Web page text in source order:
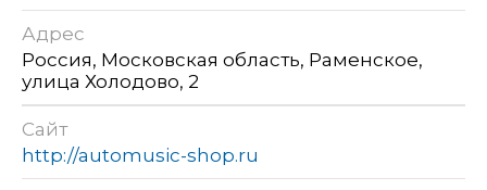
Адрес
Россия, Московская область, Раменское,
улица Холодово, 2
Сайт
http://automusic-shop.ru